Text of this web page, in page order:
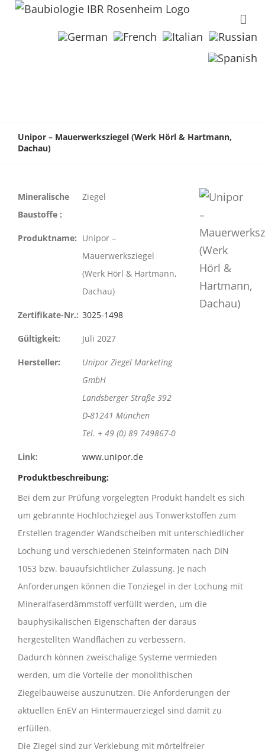
Unipor – Mauerwerksziegel (Werk Hörl & Hartmann,
Dachau)
Mineralische
Baustoffe :
Ziegel
Produktname: Unipor –
Mauerwerksziegel
(Werk Hörl & Hartmann,
Dachau)
Zertifikate-Nr.: 3025-1498
Gültigkeit: Juli 2027
Hersteller:
Unipor Ziegel Marketing
GmbH
Landsberger Straße 392
D-81241 München
Tel. + 49 (0) 89 749867-0
Link:
www.unipor.de
Produktbeschreibung:
Bei dem zur Prüfung vorgelegten Produkt handelt es sich
um gebrannte Hochlochziegel aus Tonwerkstoffen zum
Erstellen tragender Wandscheiben mit unterschiedlicher
Lochung und verschiedenen Steinformaten nach DIN
1053 bzw. bauaufsichtlicher Zulassung. Je nach
Anforderungen können die Tonziegel in der Lochung mit
Mineralfaserdämmstoff verfüllt werden, um die
bauphysikalischen Eigenschaften der daraus
hergestellten Wandflächen zu verbessern.
Dadurch können zweischalige Systeme vermieden
werden, um die Vorteile der monolithischen
Ziegelbauweise auszunutzen. Die Anforderungen der
aktuellen EnEV an Hintermauerziegel sind damit zu
erfüllen.
Die Ziegel sind zur Verklebung mit mörtelfreier